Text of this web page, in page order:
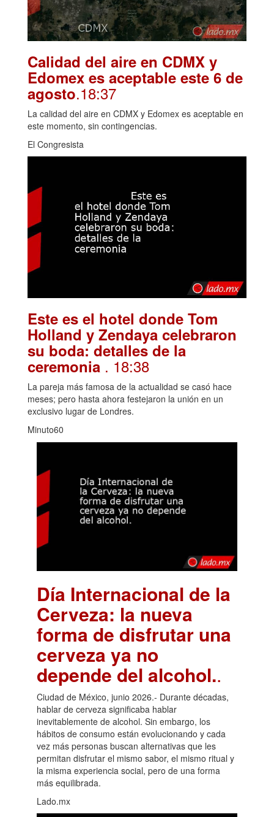
Calidad del aire en CDMX y
Edomex es aceptable este 6 de
agosto.18:37
La calidad del aire en CDMX y Edomex es aceptable en
este momento, sin contingencias.
El Congresista
Este es el hotel donde Tom
Holland y Zendaya celebraron
su boda: detalles de la
ceremonia . 18:38
La pareja más famosa de la actualidad se casó hace
meses; pero hasta ahora festejaron la unión en un
exclusivo lugar de Londres.
Minuto60
Día Internacional de la
Cerveza: la nueva
forma de disfrutar una
cerveza ya no
depende del alcohol..
Ciudad de México, junio 2026.- Durante décadas,
hablar de cerveza significaba hablar
inevitablemente de alcohol. Sin embargo, los
hábitos de consumo están evolucionando y cada
vez más personas buscan alternativas que les
permitan disfrutar el mismo sabor, el mismo ritual y
la misma experiencia social, pero de una forma
más equilibrada.
Lado.mx